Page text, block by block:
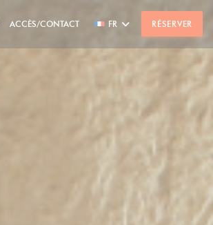
ACCÈS/CONTACT FR RÉSERVER